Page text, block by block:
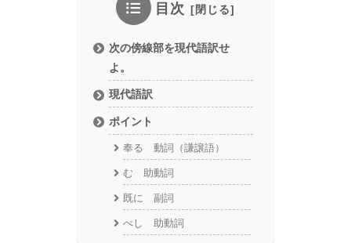
目次
次の傍線部を現代語訳せ
よ。
現代語訳
ポイント
奉る 動詞（謙譲語）
む 助動詞
既に 副詞
べし 助動詞